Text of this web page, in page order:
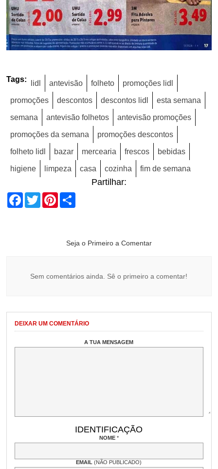
Tags: lidl antevisão folheto promoções lidl
promoções descontos descontos lidl esta semana
semana antevisão folhetos antevisão promoções
promoções da semana promoções descontos
folheto lidl bazar mercearia frescos bebidas
higiene limpeza casa cozinha fim de semana
Partilhar:
Facebook
TwitterPinterest
Seja o Primeiro a Comentar
Sem comentários ainda. Sê o primeiro a comentar!
DEIXAR UM COMENTÁRIO
A TUA MENSAGEM
IDENTIFICAÇÃO
NOME *
EMAIL(NÃO PUBLICADO)